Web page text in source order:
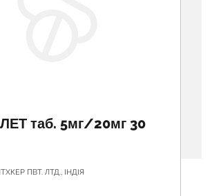
таб. 5мг/20мг 30
ПВТ. ЛТД., ІНДІЯ